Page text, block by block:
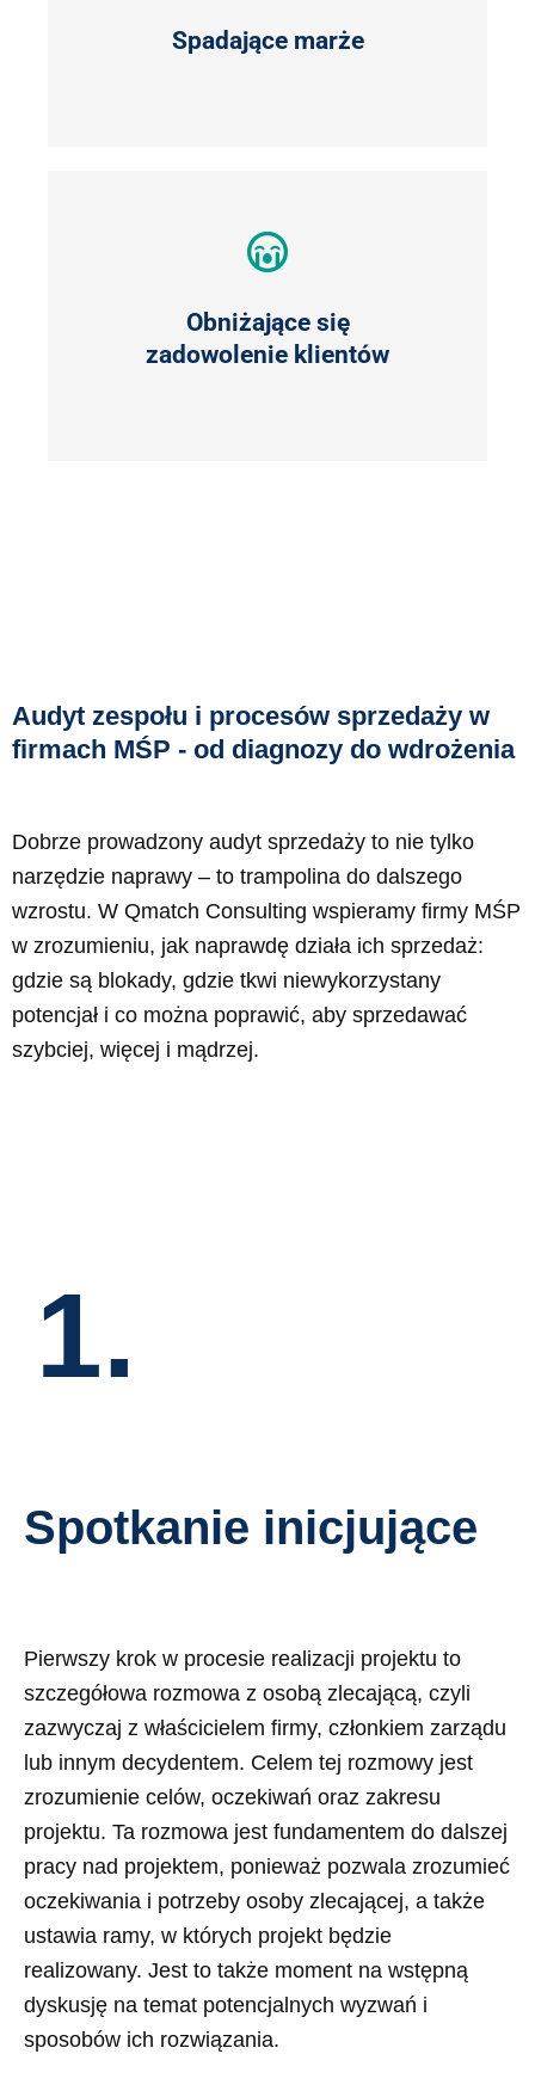
Spadające marże
Obniżające się
zadowolenie klientów
Audyt zespołu i procesów sprzedaży w
firmach MŚP - od diagnozy do wdrożenia
Dobrze prowadzony audyt sprzedaży to nie tylko
narzędzie naprawy – to trampolina do dalszego
wzrostu. W Qmatch Consulting wspieramy firmy MŚP
w zrozumieniu, jak naprawdę działa ich sprzedaż:
gdzie są blokady, gdzie tkwi niewykorzystany
potencjał i co można poprawić, aby sprzedawać
szybciej, więcej i mądrzej.
1.
Spotkanie inicjujące
Pierwszy krok w procesie realizacji projektu to
szczegółowa rozmowa z osobą zlecającą, czyli
zazwyczaj z właścicielem firmy, członkiem zarządu
lub innym decydentem. Celem tej rozmowy jest
zrozumienie celów, oczekiwań oraz zakresu
projektu. Ta rozmowa jest fundamentem do dalszej
pracy nad projektem, ponieważ pozwala zrozumieć
oczekiwania i potrzeby osoby zlecającej, a także
ustawia ramy, w których projekt będzie
realizowany. Jest to także moment na wstępną
dyskusję na temat potencjalnych wyzwań i
sposobów ich rozwiązania.